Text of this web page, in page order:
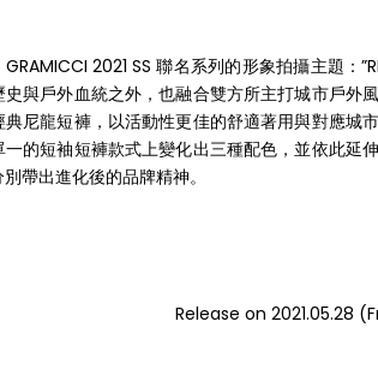
2021 SS 聯名系列的形象拍攝主題：
與戶外血統之外，也融合雙方所主打城市戶外
尼龍短褲，以活動性更佳的舒適著用與對應城
的短袖短褲款式上變化出三種配色，並依此延
帶出進化後的品牌精神。
Release on 2021.05.28